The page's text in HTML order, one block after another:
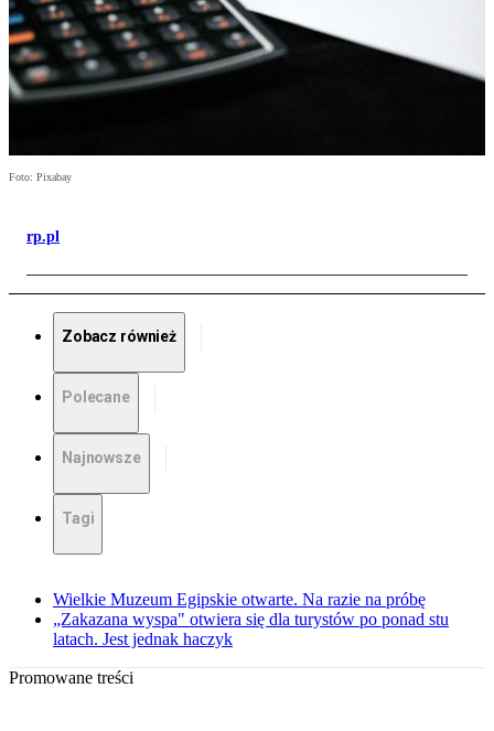
Foto: Pixabay
rp.pl
Zobacz również
Polecane
Najnowsze
Tagi
Wielkie Muzeum Egipskie otwarte. Na razie na próbę
„Zakazana wyspa" otwiera się dla turystów po ponad stu
latach. Jest jednak haczyk
Promowane treści